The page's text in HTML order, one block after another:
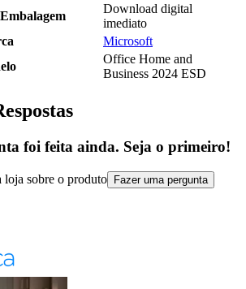
Download digital
imediato
Microsoft
Office Home and
Business 2024 ESD
foi feita ainda. Seja o primeiro!
loja sobre o produto Fazer uma pergunta